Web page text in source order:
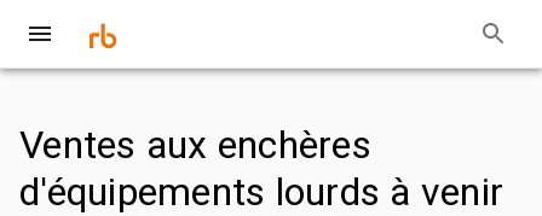
Ventes aux enchères
d'équipements lourds à venir